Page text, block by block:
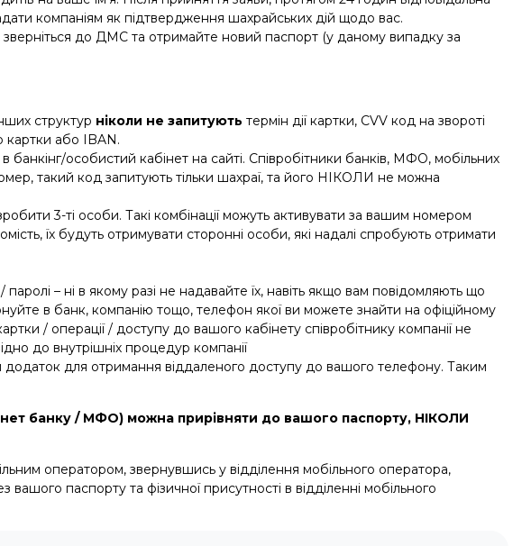
компаніям як підтвердження шахрайських дій щодо вас.
зверніться до ДМС та отримайте новий паспорт (у даному випадку за
структур ніколи не запитують термін дії картки, CVV код на звороті
картки або IBAN.
особистий кабінет на сайті. Співробітники банків, МФО, мобільних
такий код запитують тільки шахраї, та його НІКОЛИ не можна
3-ті особи. Такі комбінації можуть активувати за вашим номером
їх будуть отримувати сторонні особи, які надалі спробують отримати
– ні в якому разі не надавайте їх, навіть якщо вам повідомляють що
в банк, компанію тощо, телефон якої ви можете знайти на офіційному
/ операції / доступу до вашого кабінету співробітнику компанії не
до внутрішніх процедур компанії
для отримання віддаленого доступу до вашого телефону. Таким
банку / МФО) можна прирівняти до вашого паспорту, НІКОЛИ
оператором, звернувшись у відділення мобільного оператора,
паспорту та фізичної присутності в відділенні мобільного